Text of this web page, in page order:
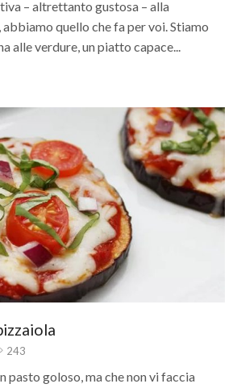
– altrettanto gustosa – alla
quello che fa per voi. Stiamo
alle verdure, un piatto capace...
243
pasto goloso, ma che non vi faccia